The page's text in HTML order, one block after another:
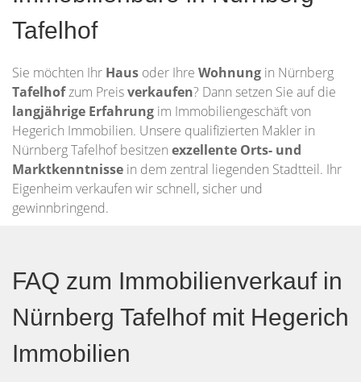
Tafelhof
Sie möchten Ihr Haus oder Ihre Wohnung in Nürnberg
Tafelhofzum Preisverkaufen? Dann setzen Sie auf die
langjährige Erfahrung im Immobiliengeschäft von
Hegerich Immobilien. Unsere qualifizierten Makler in
Nürnberg Tafelhof besitzen exzellente Orts- und
Marktkenntnisse in dem zentral liegenden Stadtteil. Ihr
Eigenheim verkaufen wir schnell, sicher und
gewinnbringend.
FAQ zum Immobilienverkauf in
Nürnberg Tafelhof mit Hegerich
Immobilien